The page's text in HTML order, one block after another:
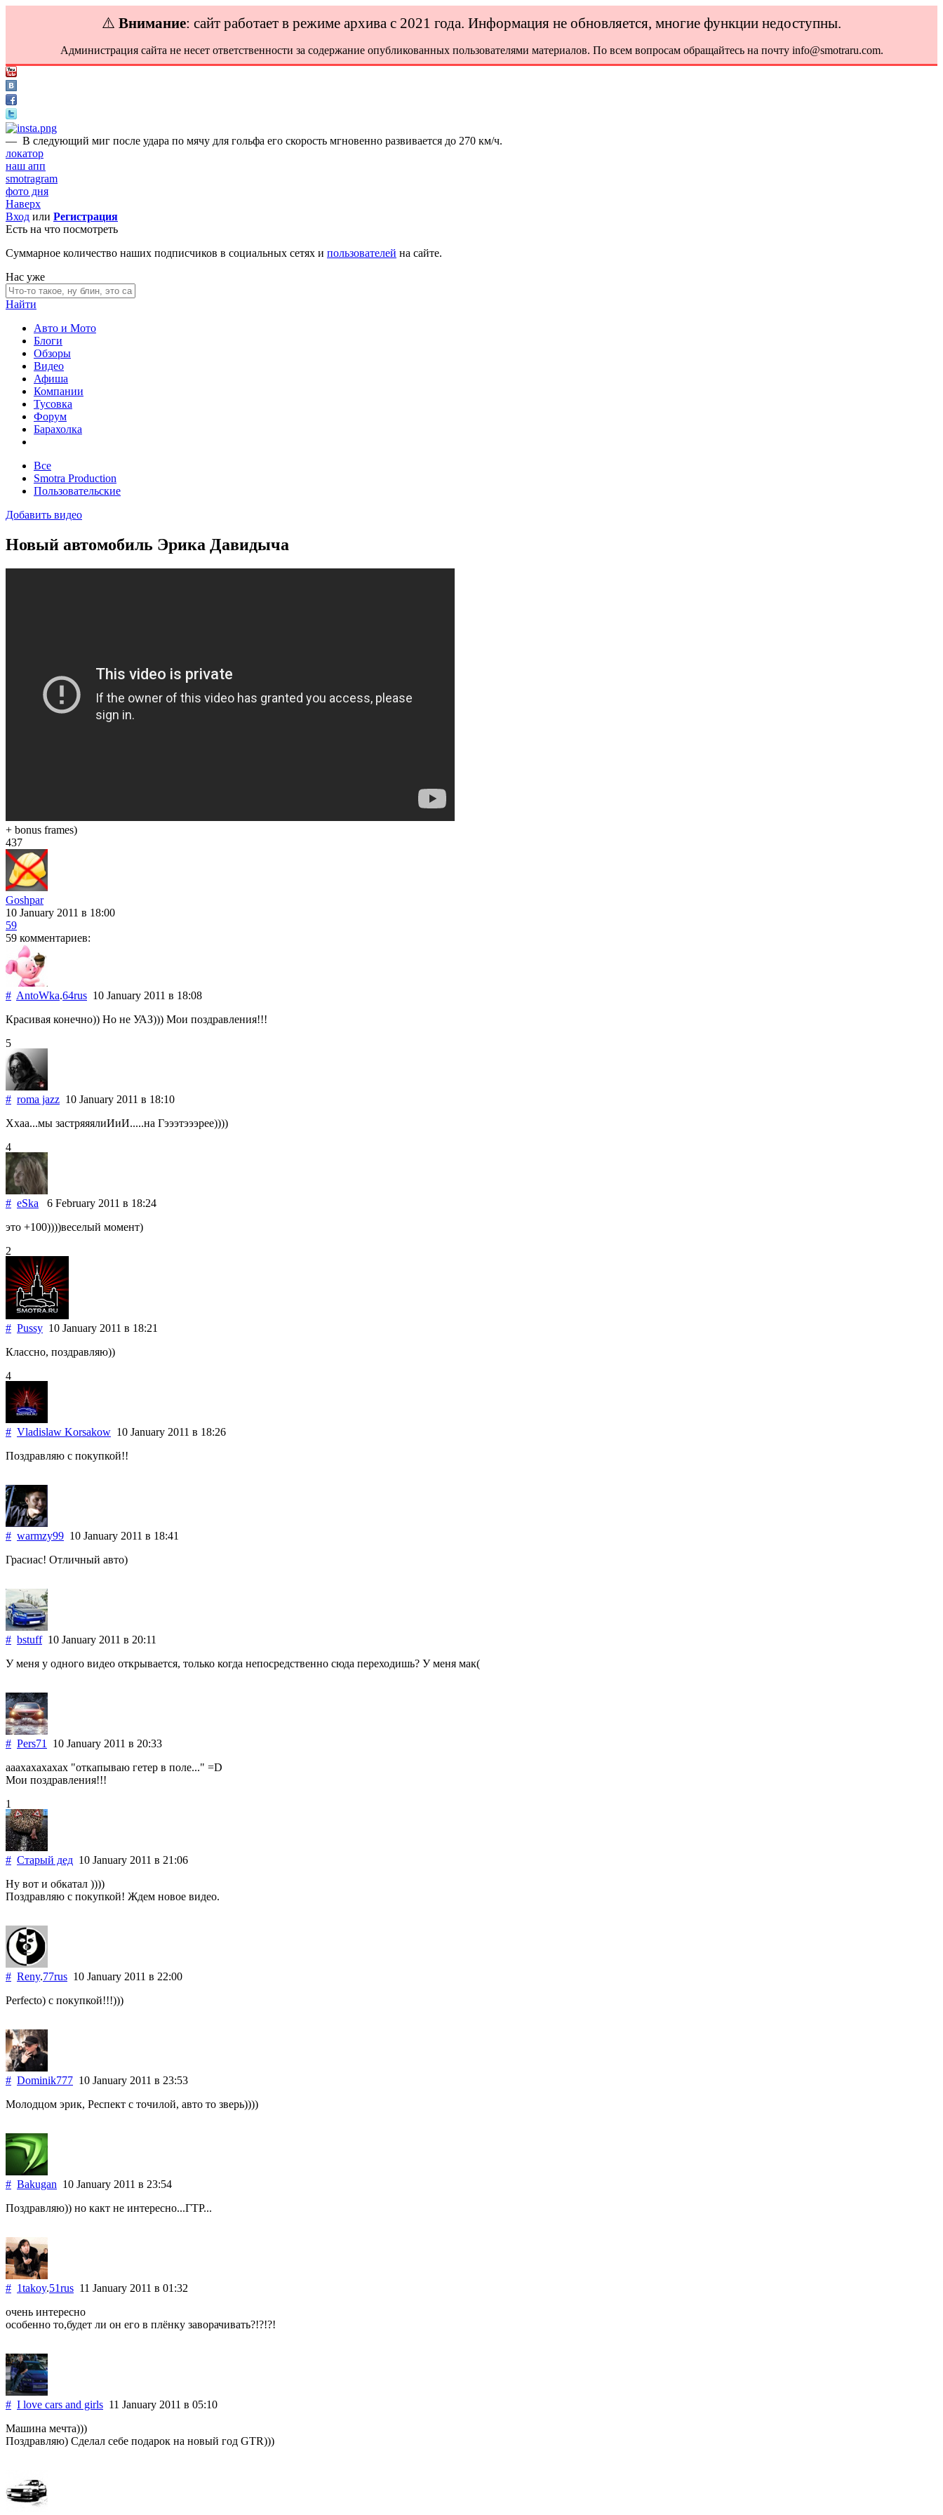
⚠️ Внимание: сайт работает в режиме архива с 2021 года. Информация не обновляется, многие функции недоступны.
Администрация сайта не несет ответственности за содержание опубликованных пользователями материалов. По всем вопросам обращайтесь на почту info@smotraru.com.
— В следующий миг после удара по мячу для гольфа его скорость мгновенно развивается до 270 км/ч.
локатор
наш апп
smotragram
фото дня
Наверх
Вход или Регистрация
Есть на что посмотреть
Суммарное количество наших подписчиков в социальных сетях и пользователей на сайте.
Нас уже
Найти
Авто и Мото
Блоги
Обзоры
Видео
Афиша
Компании
Тусовка
Форум
Барахолка
Все
Smotra Production
Пользовательские
Добавить видео
Новый автомобиль Эрика Давидыча
+ bonus frames)
437
Goshpar
10 January 2011 в 18:00
59
59 комментариев:
# AntoWka.64rus 10 January 2011 в 18:08
Красивая конечно)) Но не УАЗ))) Мои поздравления!!!
5
# roma jazz 10 January 2011 в 18:10
Ххаа...мы застряяялиИиИ.....на Гэээтэээрее))))
4
# eSka 6 February 2011 в 18:24
это +100))))веселый момент)
2
# Pussy 10 January 2011 в 18:21
Классно, поздравляю))
4
# Vladislaw Korsakow 10 January 2011 в 18:26
Поздравляю с покупкой!!
# warmzy99 10 January 2011 в 18:41
Грасиас! Отличный авто)
# bstuff10 January 2011 в 20:11
У меня у одного видео открывается, только когда непосредственно сюда переходишь? У меня мак(
# Pers71 10 January 2011 в 20:33
ааахахахахах "откапываю гетер в поле..." =D
Мои поздравления!!!
1
# Старый дед 10 January 2011 в 21:06
Ну вот и обкатал ))))
Поздравляю с покупкой! Ждем новое видео.
# Reny.77rus 10 January 2011 в 22:00
Perfecto) с покупкой!!!)))
# Dominik777 10 January 2011 в 23:53
Молодцом эрик, Респект с точилой, авто то зверь))))
# Bakugan 10 January 2011 в 23:54
Поздравляю)) но какт не интересно...ГТР...
# 1takoy.51rus 11 January 2011 в 01:32
очень интересно
особенно то,будет ли он его в плёнку заворачивать?!?!?!
# I love cars and girls 11 January 2011 в 05:10
Машина мечта)))
Поздравляю) Сделал себе подарок на новый год GTR)))